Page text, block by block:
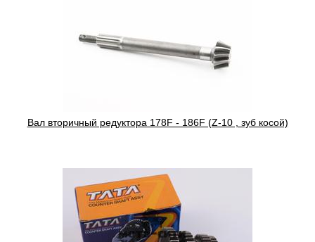
Вал вторичный редуктора 178F - 186F (Z-10 , зуб косой)